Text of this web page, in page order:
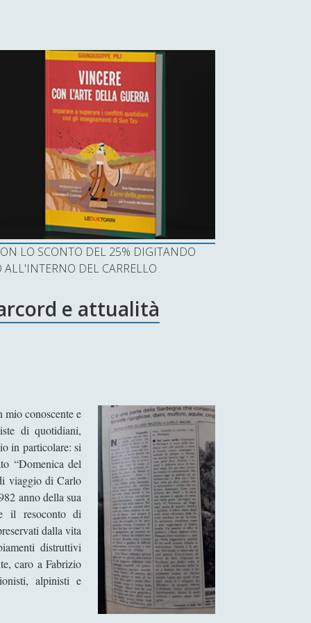
LO SCONTO DEL 25% DIGITANDO
DEL CARRELLO
e attualità
mio conoscente e
di quotidiani,
in particolare: si
“Domenica del
viaggio di Carlo
anno della sua
il resoconto di
dalla vita
distruttivi
caro a Fabrizio
alpinisti e